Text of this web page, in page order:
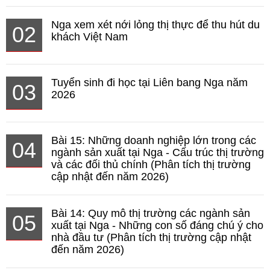
02
Nga xem xét nới lỏng thị thực để thu hút du
khách Việt Nam
03
Tuyển sinh đi học tại Liên bang Nga năm
2026
04
Bài 15: Những doanh nghiệp lớn trong các
ngành sản xuất tại Nga - Cấu trúc thị trường
và các đối thủ chính (Phân tích thị trường
cập nhật đến năm 2026)
05
Bài 14: Quy mô thị trường các ngành sản
xuất tại Nga - Những con số đáng chú ý cho
nhà đầu tư (Phân tích thị trường cập nhật
đến năm 2026)